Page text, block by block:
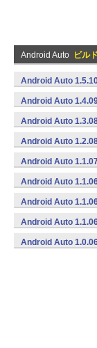
Android Auto ビルド
Android Auto
v7a) (Android)
Android Auto
v7a) (Android)
Android Auto
Android Auto
Android Auto
Android Auto
Android Auto
Android Auto
Android Auto